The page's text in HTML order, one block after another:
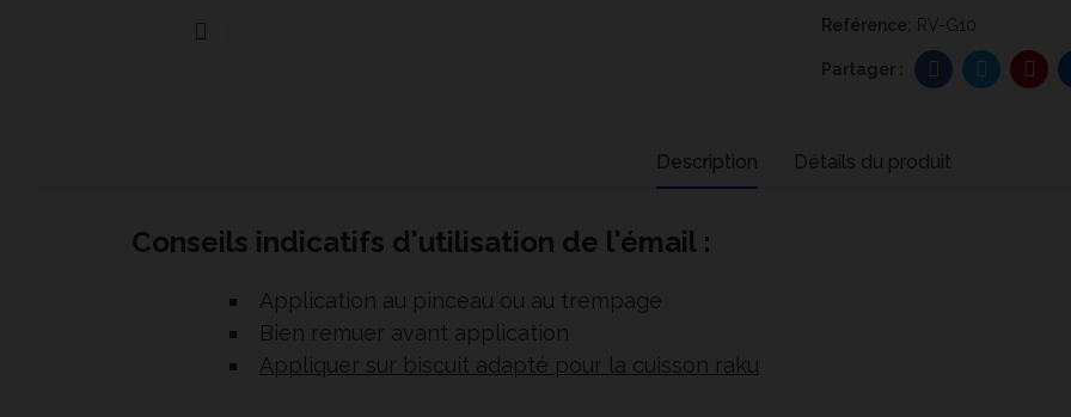
Reférence: RV-G10
Description Détails du produit
Conseils indicatifs d'utilisation de l'émail :
Application au pinceau ou au trempage
Bien remuer avant application
Appliquer sur biscuit adapté pour la cuisson raku